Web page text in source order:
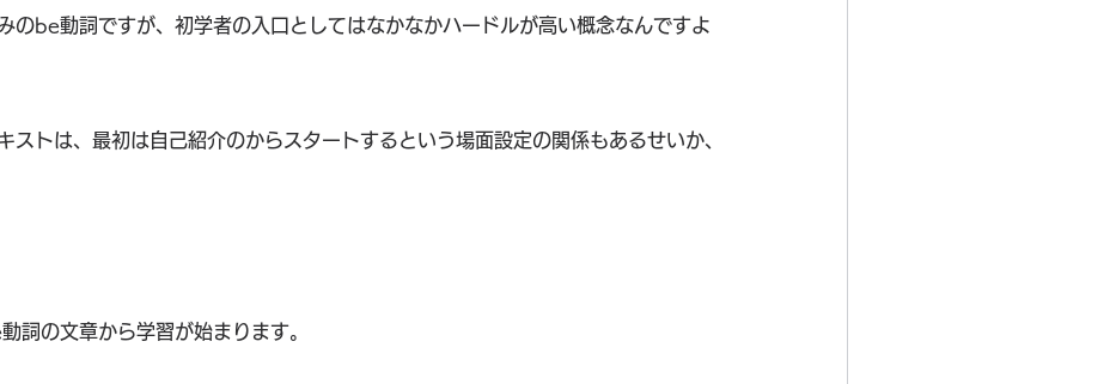
のbe動詞ですが、初学者の入口としてはなかなかハードルが高い概念なんですよ
ストは、最初は自己紹介のからスタートするという場面設定の関係もあるせいか、
詞の文章から学習が始まります。